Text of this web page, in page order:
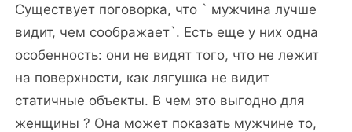
Существует поговорка, что ` мужчина лучше
видит, чем соображает`. Есть еще у них одна
особенность: они не видят того, что не лежит
на поверхности, как лягушка не видит
статичные объекты. В чем это выгодно для
женщины ? Она может показать мужчине то,